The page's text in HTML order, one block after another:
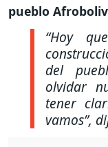
pueblo
“Hoy
del
olvidar
tener
vamos”,